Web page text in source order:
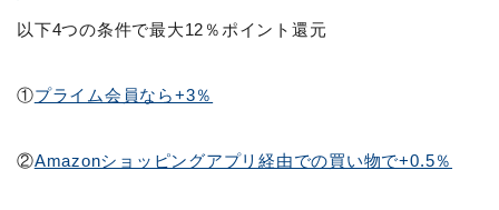
以下4つの条件で最大12％ポイント還元
①プライム会員なら+3％
②Amazonショッピングアプリ経由での買い物で+0.5％